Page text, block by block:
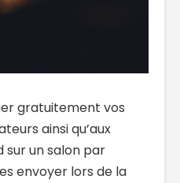
gratuitement vos
ainsi qu’aux
sur un salon par
envoyer lors de la